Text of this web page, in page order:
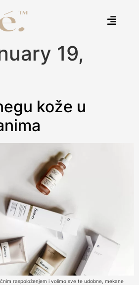
19,
kože u
raspoloženjem i volimo sve te udobne, mekane